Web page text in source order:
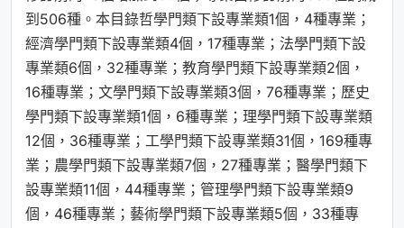
到506種。本目錄哲學門類下設專業類1個，4種專業；
經濟學門類下設專業類4個，17種專業；法學門類下設
專業類6個，32種專業；教育學門類下設專業類2個，
16種專業；文學門類下設專業類3個，76種專業；歷史
學門類下設專業類1個，6種專業；理學門類下設專業類
12個，36種專業；工學門類下設專業類31個，169種專
業；農學門類下設專業類7個，27種專業；醫學門類下
設專業類11個，44種專業；管理學門類下設專業類9
個，46種專業；藝術學門類下設專業類5個，33種專